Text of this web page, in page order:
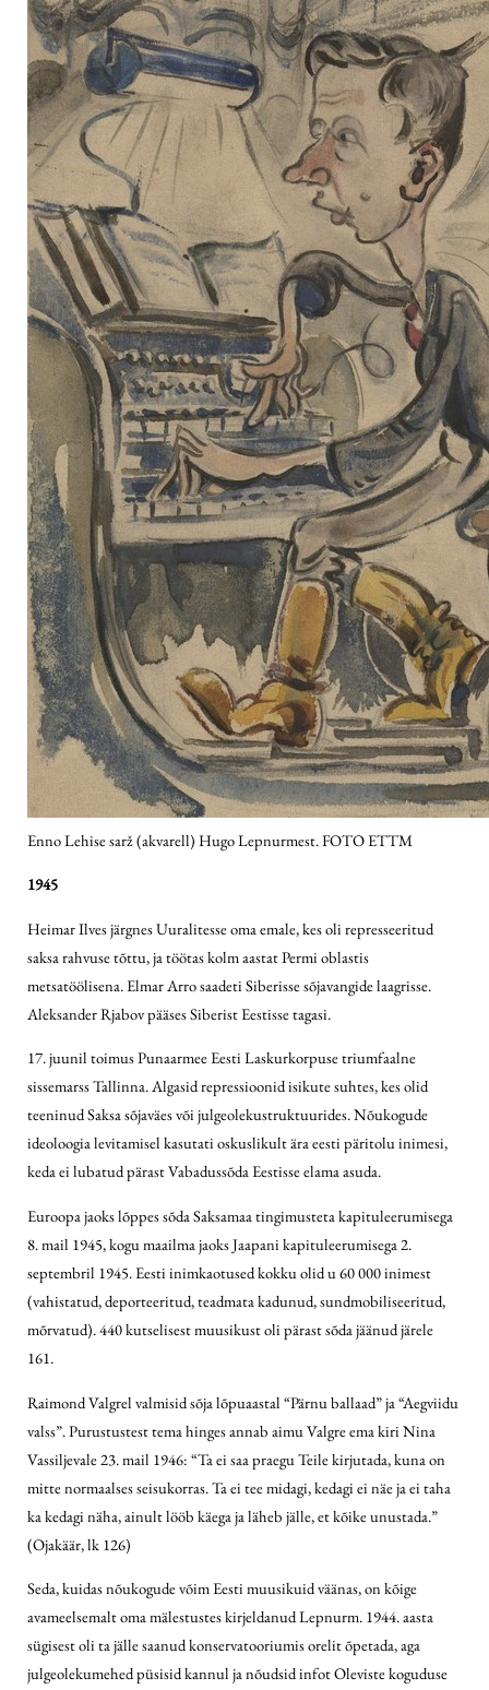
Enno Lehise sarž (akvarell) Hugo Lepnurmest. FOTO ETTM
1945
Heimar Ilves järgnes Uuralitesse oma emale, kes oli represseeritud
saksa rahvuse tõttu, ja töötas kolm aastat Permi oblastis
metsatöölisena. Elmar Arro saadeti Siberisse sõjavangide laagrisse.
Aleksander Rjabov pääses Siberist Eestisse tagasi.
17. juunil toimus Punaarmee Eesti Laskurkorpuse triumfaalne
sissemarss Tallinna. Algasid repressioonid isikute suhtes, kes olid
teeninud Saksa sõjaväes või julgeolekustruktuurides. Nõukogude
ideoloogia levitamisel kasutati oskuslikult ära eesti päritolu inimesi,
keda ei lubatud pärast Vabadussõda Eestisse elama asuda.
Euroopa jaoks lõppes sõda Saksamaa tingimusteta kapituleerumisega
8. mail 1945, kogu maailma jaoks Jaapani kapituleerumisega 2.
septembril 1945. Eesti inimkaotused kokku olid u 60 000 inimest
(vahistatud, deporteeritud, teadmata kadunud, sundmobiliseeritud,
mõrvatud). 440 kutselisest muusikust oli pärast sõda jäänud järele
161.
Raimond Valgrel valmisid sõja lõpuaastal “Pärnu ballaad” ja “Aegviidu
valss”. Purustustest tema hinges annab aimu Valgre ema kiri Nina
Vassiljevale 23. mail 1946: “Ta ei saa praegu Teile kirjutada, kuna on
mitte normaalses seisukorras. Ta ei tee midagi, kedagi ei näe ja ei taha
ka kedagi näha, ainult lööb käega ja läheb jälle, et kõike unustada.”
(Ojakäär, lk 126)
Seda, kuidas nõukogude võim Eesti muusikuid väänas, on kõige
avameelsemalt oma mälestustes kirjeldanud Lepnurm. 1944. aasta
sügisest oli ta jälle saanud konservatooriumis orelit õpetada, aga
julgeolekumehed püsisid kannul ja nõudsid infot Oleviste koguduse